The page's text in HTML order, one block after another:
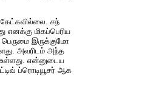
சந்​
எனக்கு மிகப்​பெரிய
இருக்​குமோ
அவரிடம் அந்த
என்​னுடைய
ப்ரொடியூசர் ஆக